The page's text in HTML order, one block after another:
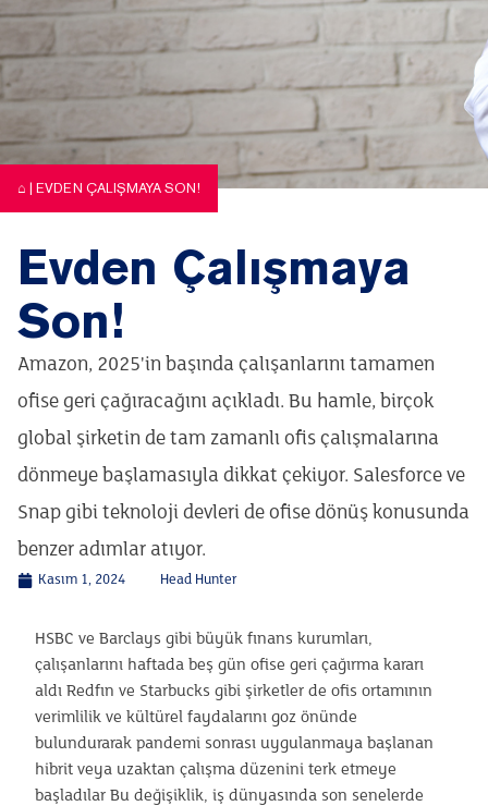
⌂ | EVDEN ÇALIŞMAYA SON!
Evden Çalışmaya
Son!
Amazon, 2025'in başında çalışanlarını tamamen
ofise geri çağıracağını açıkladı. Bu hamle, birçok
global şirketin de tam zamanlı ofis çalışmalarına
dönmeye başlamasıyla dikkat çekiyor. Salesforce ve
Snap gibi teknoloji devleri de ofise dönüş konusunda
benzer adımlar atıyor.
Kasım 1, 2024 Head Hunter
HSBC ve Barclays gibi büyük fınans kurumları,
çalışanlarını haftada beş gün ofise geri çağırma kararı
aldı Redfın ve Starbucks gibi şirketler de ofis ortamının
verimlilik ve kültürel faydalarını goz önünde
bulundurarak pandemi sonrası uygulanmaya başlanan
hibrit veya uzaktan çalışma düzenini terk etmeye
başladılar Bu değişiklik, iş dünyasında son senelerde